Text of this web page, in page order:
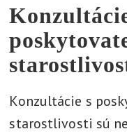
Konzultácie s
starostlivosti sú